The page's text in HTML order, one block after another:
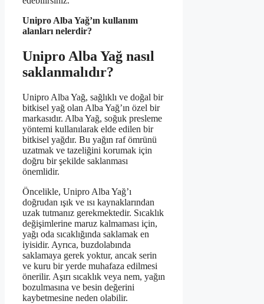
Unipro Alba Yağ’ın kullanım
alanları nelerdir?
Unipro Alba Yağ nasıl
saklanmalıdır?
Unipro Alba Yağ, sağlıklı ve doğal bir
bitkisel yağ olan Alba Yağ’ın özel bir
markasıdır. Alba Yağ, soğuk presleme
yöntemi kullanılarak elde edilen bir
bitkisel yağdır. Bu yağın raf ömrünü
uzatmak ve tazeliğini korumak için
doğru bir şekilde saklanması
önemlidir.
Öncelikle, Unipro Alba Yağ’ı
doğrudan ışık ve ısı kaynaklarından
uzak tutmanız gerekmektedir. Sıcaklık
değişimlerine maruz kalmaması için,
yağı oda sıcaklığında saklamak en
iyisidir. Ayrıca, buzdolabında
saklamaya gerek yoktur, ancak serin
ve kuru bir yerde muhafaza edilmesi
önerilir. Aşırı sıcaklık veya nem, yağın
bozulmasına ve besin değerini
kaybetmesine neden olabilir.